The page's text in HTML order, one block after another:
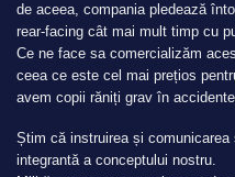
de aceea, compania pledează
rear-facing cât mai mult timp cu
Ce ne face sa comercializăm
ceea ce este cel mai prețios
avem copii răniți grav în
Știm că instruirea și
integrantă a conceptului nostru.